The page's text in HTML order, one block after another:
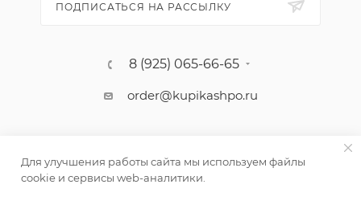
ПОДПИСАТЬСЯ НА РАССЫЛКУ
8 (925) 065-66-65
order@kupikashpo.ru
Для улучшения работы сайта мы используем файлы
cookie и сервисы web-аналитики.